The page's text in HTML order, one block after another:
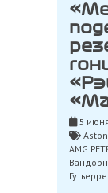
5
AMG
Вандорн